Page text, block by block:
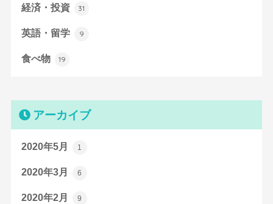
経済・投資 31
英語・留学 9
食べ物 19
アーカイブ
2020年5月 1
2020年3月 6
2020年2月 9